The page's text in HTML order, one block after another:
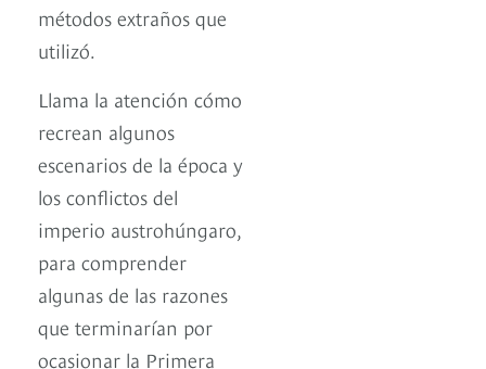
métodos extraños que
utilizó.
Llama la atención cómo
recrean algunos
escenarios de la época y
los conflictos del
imperio austrohúngaro,
para comprender
algunas de las razones
que terminarían por
ocasionar la Primera